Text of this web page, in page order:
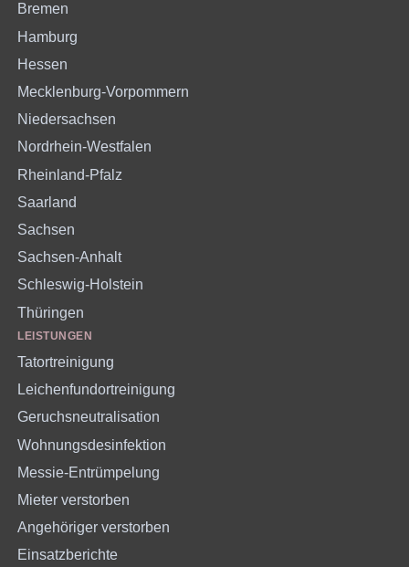
Bremen
Hamburg
Hessen
Mecklenburg-Vorpommern
Niedersachsen
Nordrhein-Westfalen
Rheinland-Pfalz
Saarland
Sachsen
Sachsen-Anhalt
Schleswig-Holstein
Thüringen
LEISTUNGEN
Tatortreinigung
Leichenfundortreinigung
Geruchsneutralisation
Wohnungsdesinfektion
Messie-Entrümpelung
Mieter verstorben
Angehöriger verstorben
Einsatzberichte